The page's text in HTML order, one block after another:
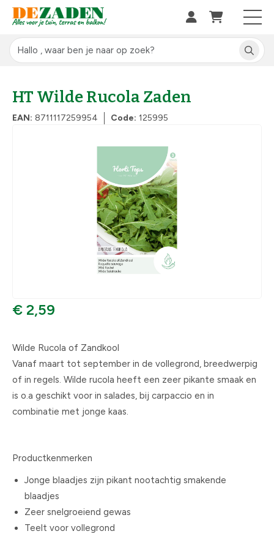
HT Wilde Rucola Zaden
EAN: 8711117259954 Code: 125995
€ 2,59
Wilde Rucola of Zandkool
Vanaf maart tot september in de vollegrond, breedwerpig
of in regels. Wilde rucola heeft een zeer pikante smaak en
is o.a geschikt voor in salades, bij carpaccio en in
combinatie met jonge kaas.
Productkenmerken
Jonge blaadjes zijn pikant nootachtig smakende
blaadjes
Zeer snelgroeiend gewas
Teelt voor vollegrond